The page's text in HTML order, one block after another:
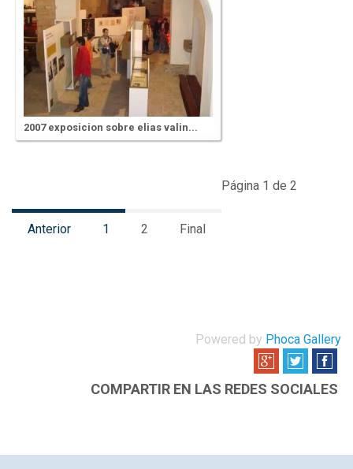
2007 exposicion sobre elias valin...
Página 1 de 2
Anterior 1 2 Final
Powered by Phoca Gallery
COMPARTIR EN LAS REDES SOCIALES